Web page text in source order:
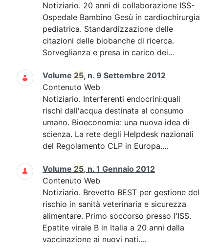
Notiziario. 20 anni di collaborazione ISS-
Ospedale Bambino Gesù in cardiochirurgia
pediatrica. Standardizzazione delle
citazioni delle biobanche di ricerca.
Sorveglianza e presa in carico dei...
Volume 25, n. 9 Settembre 2012
Contenuto Web
Notiziario. Interferenti endocrini:quali
rischi dall'acqua destinata al consumo
umano. Bioeconomia: una nuova idea di
scienza. La rete degli Helpdesk nazionali
del Regolamento CLP in Europa....
Volume 25, n. 1 Gennaio 2012
Contenuto Web
Notiziario. Brevetto BEST per gestione del
rischio in sanità veterinaria e sicurezza
alimentare. Primo soccorso presso l'ISS.
Epatite virale B in Italia a 20 anni dalla
vaccinazione ai nuovi nati....